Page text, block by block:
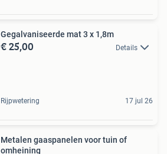
Gegalvaniseerde mat 3 x 1,8m
€ 25,00 Details
Rijpwetering 17 jul 26
Metalen gaaspanelen voor tuin of
omheining